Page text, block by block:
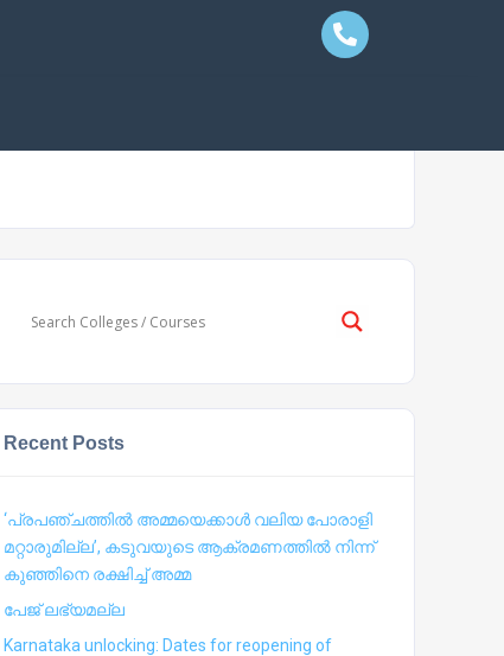
Recent Posts
‘പ്രപഞ്ചത്തില്‍ അമ്മയെക്കാള്‍ വലിയ പോരാളി
മറ്റാരുമില്ല’, കടുവയുടെ ആക്രമണത്തില്‍ നിന്ന്
കുഞ്ഞിനെ രക്ഷിച്ച് അമ്മ
പേജ് ലഭ്യമല്ല
Karnataka unlocking: Dates for reopening of